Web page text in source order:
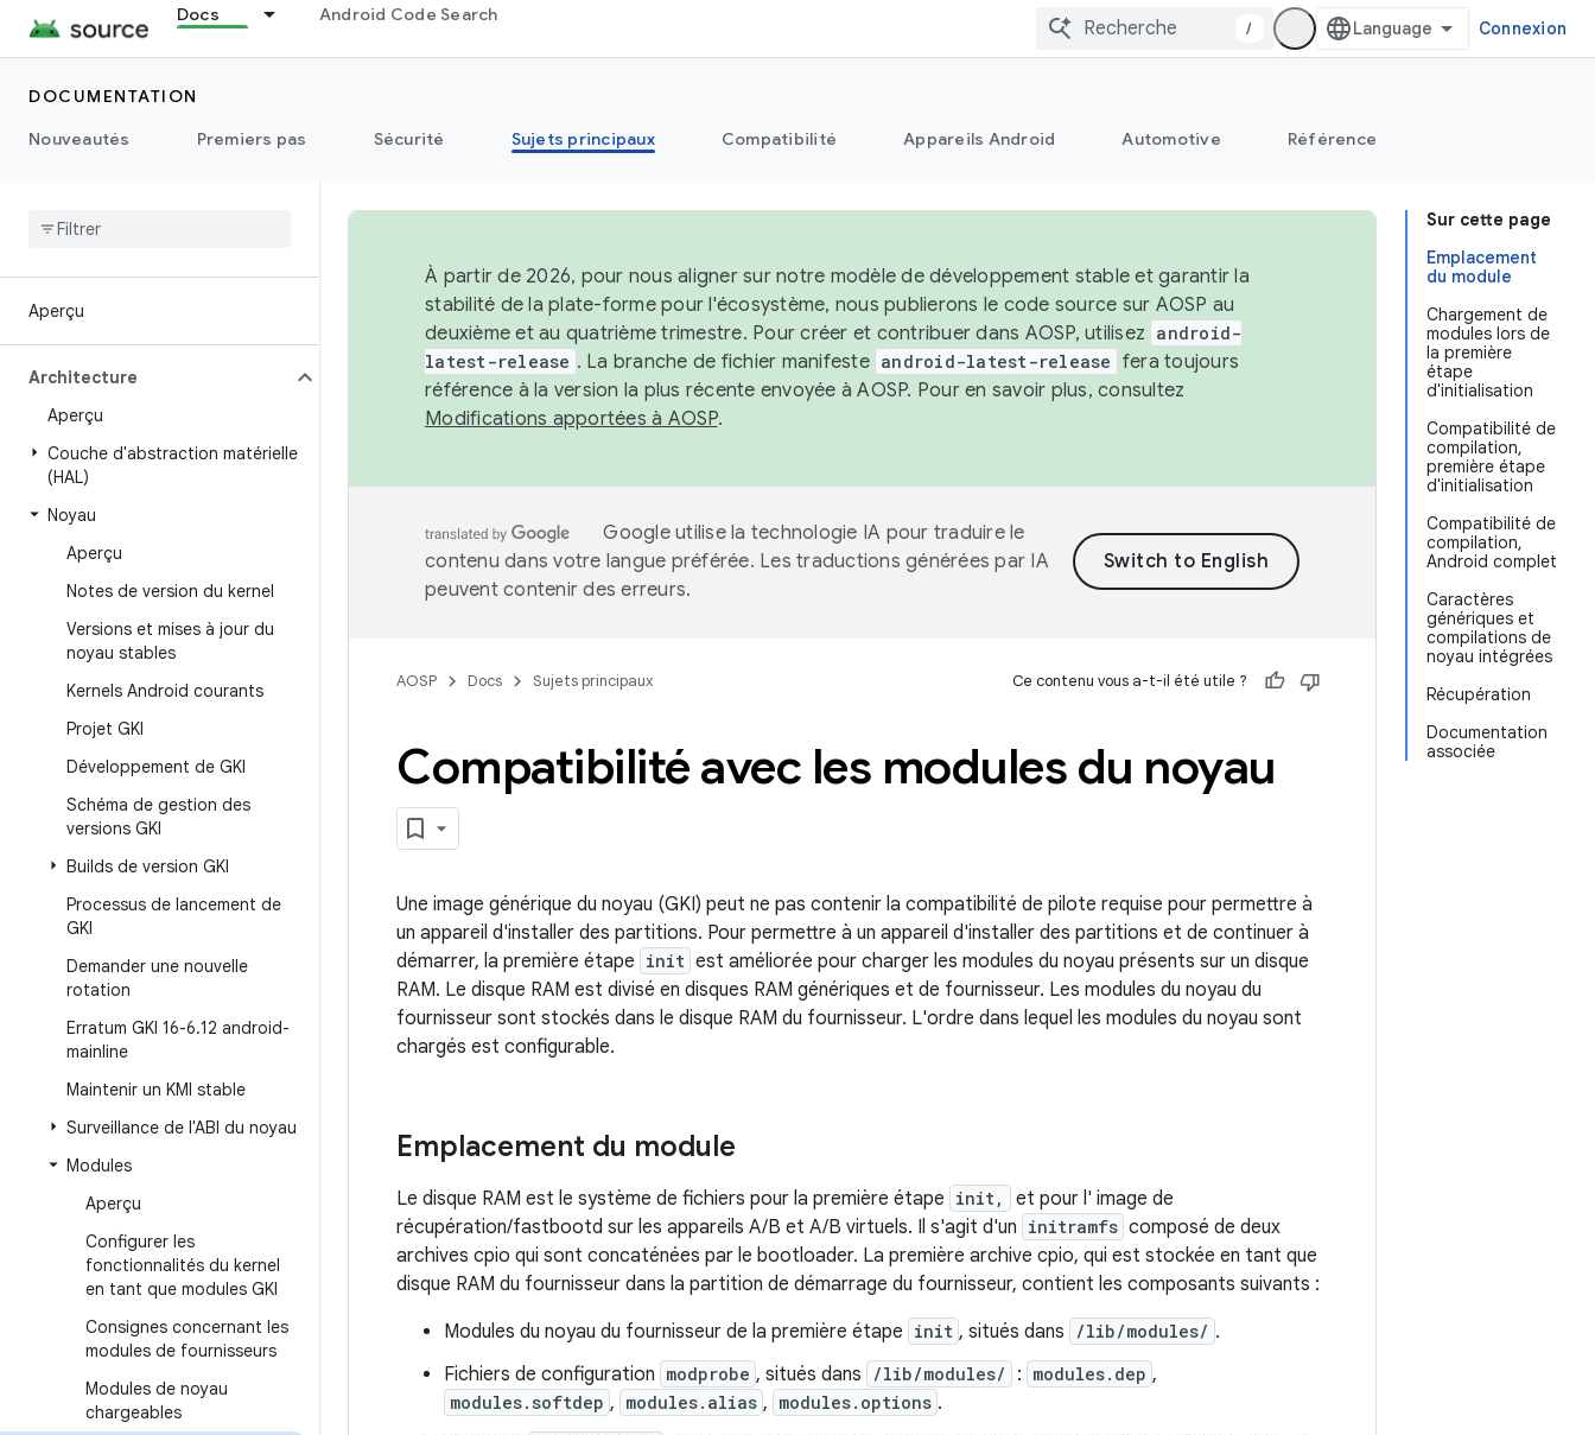
Docs Android Code Search
/ Connexion
DOCUMENTATION
Nouveautés
Premiers pas Sécurité Sujets principaux Compatibilité Appareils Android Automotive Référence
Aperçu
Architecture
Aperçu
Couche d'abstraction matérielle
(HAL)
Noyau
Aperçu
Notes de version du kernel
Versions et mises à jour du
noyau stables
Kernels Android courants
Projet GKI
Développement de GKI
Schéma de gestion des
versions GKI
Builds de version GKI
Processus de lancement de
GKI
Demander une nouvelle
rotation
Erratum GKI 16-6.12 android-
mainline
Maintenir un KMI stable
Surveillance de l'ABI du noyau
Modules
Aperçu
Configurer les
fonctionnalités du kernel
en tant que modules GKI
Consignes concernant les
modules de fournisseurs
Modules de noyau
chargeables
Sur cette page
Emplacement
du module
Chargement de
modules lors de
la première
étape
d'initialisation
Compatibilité de
compilation,
première étape
d'initialisation
Compatibilité de
compilation,
Android complet
Caractères
génériques et
compilations de
noyau intégrées
Récupération
Documentation
associée
À partir de 2026, pour nous aligner sur notre modèle de développement stable et garantir la
stabilité de la plate-forme pour l'écosystème, nous publierons le code source sur AOSP au
deuxième et au quatrième trimestre. Pour créer et contribuer dans AOSP, utilisez android-
latest-release . La branche de fichier manifeste android-latest-release fera toujours
référence à la version la plus récente envoyée à AOSP. Pour en savoir plus, consultez
Modifications apportées à AOSP.
Google utilise la technologie IA pour traduire le
contenu dans votre langue préférée. Les traductions générées par IA
peuvent contenir des erreurs.
AOSP Docs Sujets principaux Ce contenu vous a-t-il été utile ?
Compatibilité avec les modules du noyau
Une image générique du noyau (GKI) peut ne pas contenir la compatibilité de pilote requise pour permettre à
un appareil d'installer des partitions. Pour permettre à un appareil d'installer des partitions et de continuer à
démarrer, la première étape init est améliorée pour charger les modules du noyau présents sur un disque
RAM. Le disque RAM est divisé en disques RAM génériques et de fournisseur. Les modules du noyau du
fournisseur sont stockés dans le disque RAM du fournisseur. L'ordre dans lequel les modules du noyau sont
chargés est configurable.
Emplacement du module
Le disque RAM est le système de fichiers pour la première étape init,
et pour l' image de
récupération/fastbootd sur les appareils A/B et A/B virtuels. Il s'agit d'un initramfs composé de deux
archives cpio qui sont concaténées par le bootloader. La première archive cpio, qui est stockée en tant que
disque RAM du fournisseur dans la partition de démarrage du fournisseur, contient les composants suivants :
Modules du noyau du fournisseur de la première étape init , situés dans /lib/modules/ .
Fichiers de configuration modprobe , situés dans /lib/modules/ : modules.dep ,
modules.softdep , modules.alias , modules.options .